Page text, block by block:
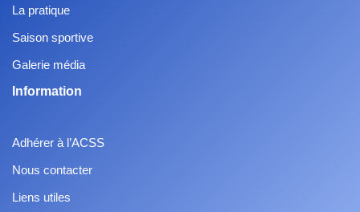
La pratique
Saison sportive
Galerie média
Information
Adhérer à l’ACSS
Nous contacter
Liens utiles